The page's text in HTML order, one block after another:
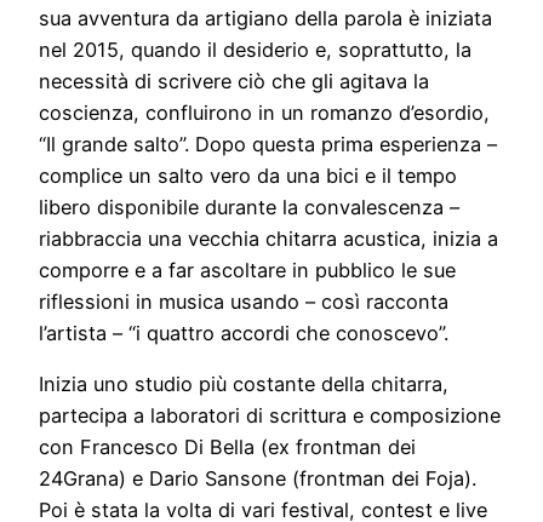
sua avventura da artigiano della parola è iniziata
nel 2015, quando il desiderio e, soprattutto, la
necessità di scrivere ciò che gli agitava la
coscienza, confluirono in un romanzo d’esordio,
“Il grande salto”. Dopo questa prima esperienza –
complice un salto vero da una bici e il tempo
libero disponibile durante la convalescenza –
riabbraccia una vecchia chitarra acustica, inizia a
comporre e a far ascoltare in pubblico le sue
riflessioni in musica usando – così racconta
l’artista – “i quattro accordi che conoscevo”.
Inizia uno studio più costante della chitarra,
partecipa a laboratori di scrittura e composizione
con Francesco Di Bella (ex frontman dei
24Grana) e Dario Sansone (frontman dei Foja).
Poi è stata la volta di vari festival, contest e live